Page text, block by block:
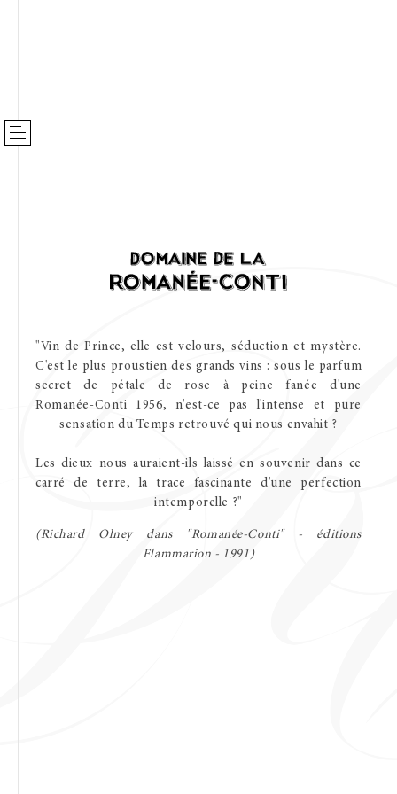
Des Familles
Notes de dégustation
Millésimes
La philosophie du Domaine
"Vin de Prince, elle est velours, séduction et mystère.
C'est le plus proustien des grands vins : sous le parfum
secret
de pétale de rose à peine fanée
d'une
Romanée-Conti
1956, n'est-ce pas l'intense et
pure
sensation du Temps retrouvé qui nous envahit ?
Les dieux nous auraient-ils laissé en souvenir dans ce
carré
de terre, la trace fascinante d'une
perfection
intemporelle ?"
(Richard Olney dans "Romanée-Conti" -
éditions
Flammarion - 1991)